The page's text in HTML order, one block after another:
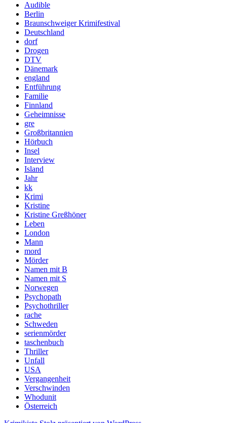
Audible
Berlin
Braunschweiger Krimifestival
Deutschland
dorf
Drogen
DTV
Dänemark
england
Entführung
Familie
Finnland
Geheimnisse
gre
Großbritannien
Hörbuch
Insel
Interview
Island
Jahr
kk
Krimi
Kristine
Kristine Greßhöner
Leben
London
Mann
mord
Mörder
Namen mit B
Namen mit S
Norwegen
Psychopath
Psychothriller
rache
Schweden
serienmörder
taschenbuch
Thriller
Unfall
USA
Vergangenheit
Verschwinden
Whodunit
Österreich